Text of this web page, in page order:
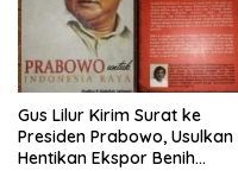
Gus Lilur Kirim Surat ke
Presiden Prabowo, Usulkan
Hentikan Ekspor Benih